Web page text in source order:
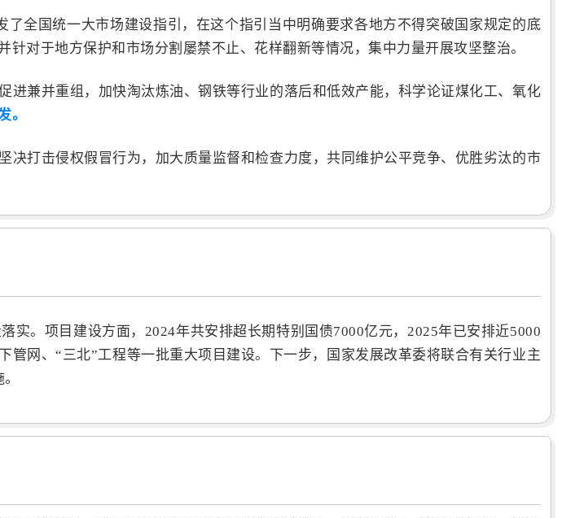
了全国统一大市场建设指引，在这个指引当中明确要求各地方不得突破国家规定的底
对于地方保护和市场分割屡禁不止、花样翻新等情况，集中力量开展攻坚整治。
进兼并重组，加快淘汰炼油、钢铁等行业的落后和低效产能，科学论证煤化工、氧化
。
决打击侵权假冒行为，加大质量监督和检查力度，共同维护公平竞争、优胜劣汰的市
。项目建设方面，2024年共安排超长期特别国债7000亿元，2025年已安排近5000
网、“三北”工程等一批重大项目建设。下一步，国家发展改革委将联合有关行业主